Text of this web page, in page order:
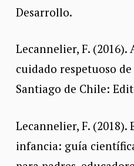
Desarrollo.
Lecannelier, F. (2016).
cuidado respetuoso
Santiago de Chile:
Lecannelier, F.
infancia: guía